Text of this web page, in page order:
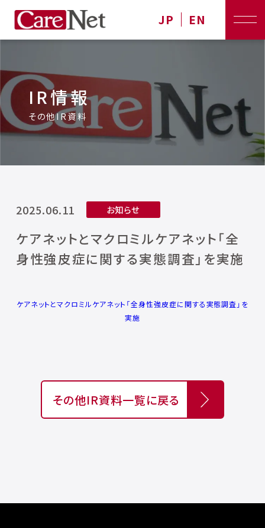
JP EN
IR情報
その他IR資料
2025.06.11 お知らせ
ケアネットとマクロミルケアネット「全
⾝性強⽪症に関する実態調査」を実施
ケアネットとマクロミルケアネット「全⾝性強⽪症に関する実態調査」を
実施
その他IR資料一覧に戻る